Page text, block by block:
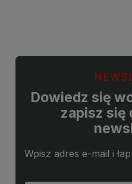
Dowiedz się
zapisz się
Wpisz adres e-mail i